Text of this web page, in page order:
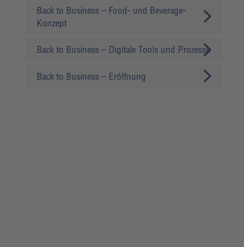
Back to Business – Food- und Beverage-
Konzept
Back to Business – Digitale Tools und Prozesse
Back to Business – Eröffnung